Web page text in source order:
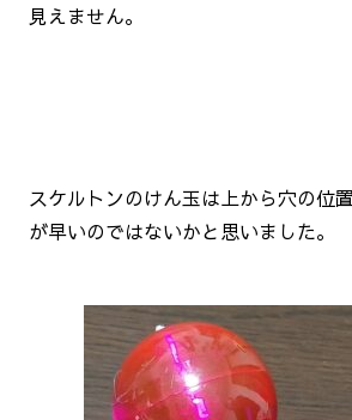
見えません。
スケルトンのけん玉は上から穴の位
が早いのではないかと思いました。